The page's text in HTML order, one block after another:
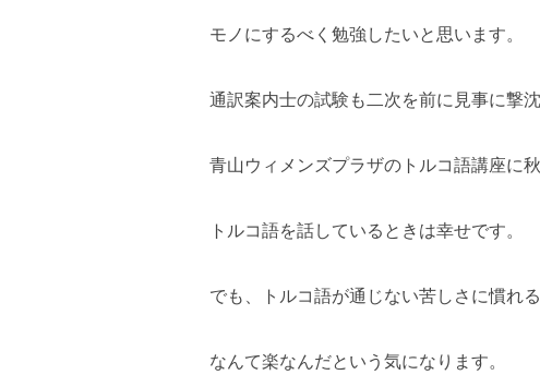
モノにするべく勉強したいと思います。
通訳案内士の試験も二次を前に見事に撃沈
青山ウィメンズプラザのトルコ語講座に
トルコ語を話しているときは幸せです。
でも、トルコ語が通じない苦しさに慣れ
なんて楽なんだという気になります。